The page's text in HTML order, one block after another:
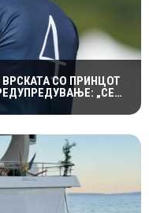
СО ПРИНЦОТ
„СЕ